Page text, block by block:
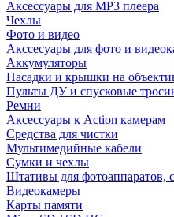
Аксессуары для MP3 плеера
Чехлы
Фото и видео
Акссесуары для фото и
Аккумуляторы
Насадки и крышки на
Пульты ДУ и спусковые
Ремни
Аксессуары к Action камерам
Средства для чистки
Мультимедийные кабели
Сумки и чехлы
Штативы для фотоаппаратов,
Видеокамеры
Карты памяти